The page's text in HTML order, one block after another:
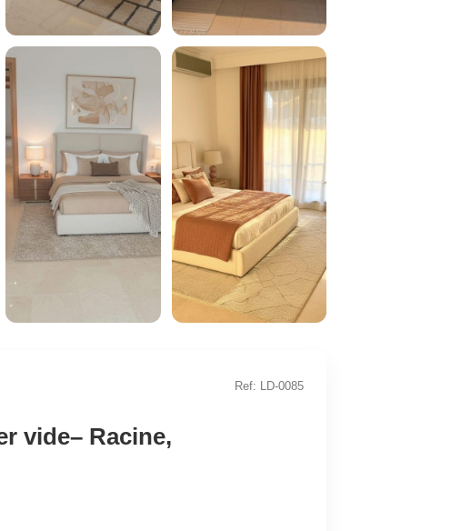
Ref: LD-0085
vide– Racine,